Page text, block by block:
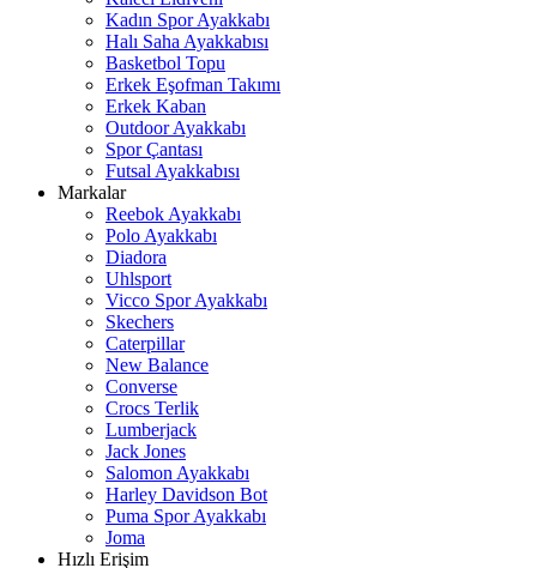
Kadın Spor Ayakkabı
Halı Saha Ayakkabısı
Basketbol Topu
Erkek Eşofman Takımı
Erkek Kaban
Outdoor Ayakkabı
Spor Çantası
Futsal Ayakkabısı
Markalar
Reebok Ayakkabı
Polo Ayakkabı
Diadora
Uhlsport
Vicco Spor Ayakkabı
Skechers
Caterpillar
New Balance
Converse
Crocs Terlik
Lumberjack
Jack Jones
Salomon Ayakkabı
Harley Davidson Bot
Puma Spor Ayakkabı
Joma
Hızlı Erişim